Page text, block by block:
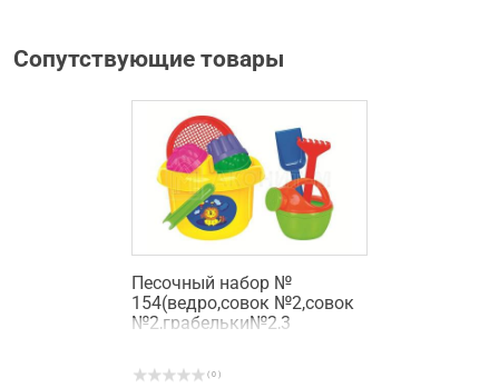
Сопутствующие товары
Песочный набор №
154(ведро,совок №2,совок
№2,грабельки№2,3
( 0 )